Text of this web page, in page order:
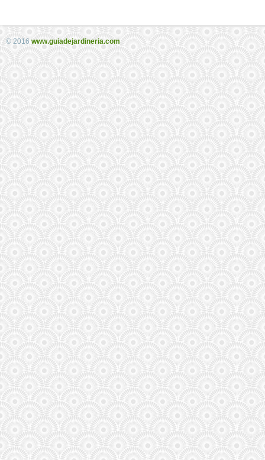
© 2016 www.guiadejardineria.com